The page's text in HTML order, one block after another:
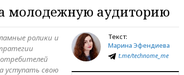
молодежную аудиторию
Текст:
Марина Эфендиева
t.me/technome_me
ролики и
уступать свою